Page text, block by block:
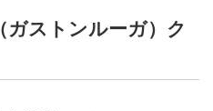
ガストンルーガ）ク